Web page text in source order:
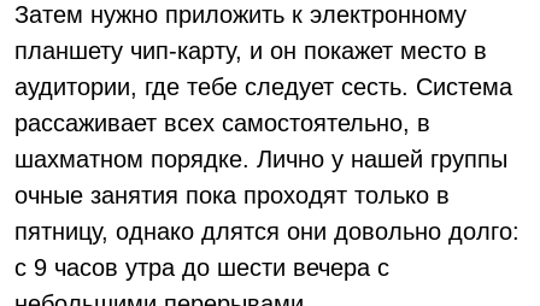
Затем нужно приложить к электронному
планшету чип-карту, и он покажет место в
аудитории, где тебе следует сесть. Система
рассаживает всех самостоятельно, в
шахматном порядке. Лично у нашей группы
очные занятия пока проходят только в
пятницу, однако длятся они довольно долго:
с 9 часов утра до шести вечера с